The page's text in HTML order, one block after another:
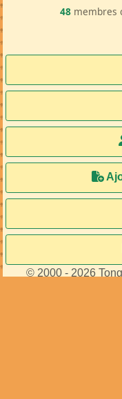
48 membres
© 2000 - 2026